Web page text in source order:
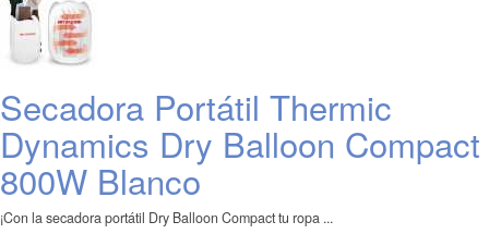
Secadora Portátil Thermic
Dynamics Dry Balloon Compact
800W Blanco
¡Con la secadora portátil Dry Balloon Compact tu ropa ...